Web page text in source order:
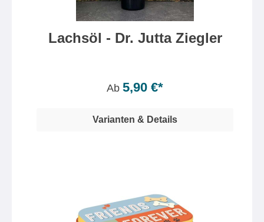
Lachsöl - Dr. Jutta Ziegler
Ab 5,90 €*
Varianten & Details